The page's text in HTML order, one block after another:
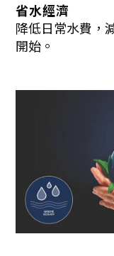
省水經濟
降低日常水費，
開始。